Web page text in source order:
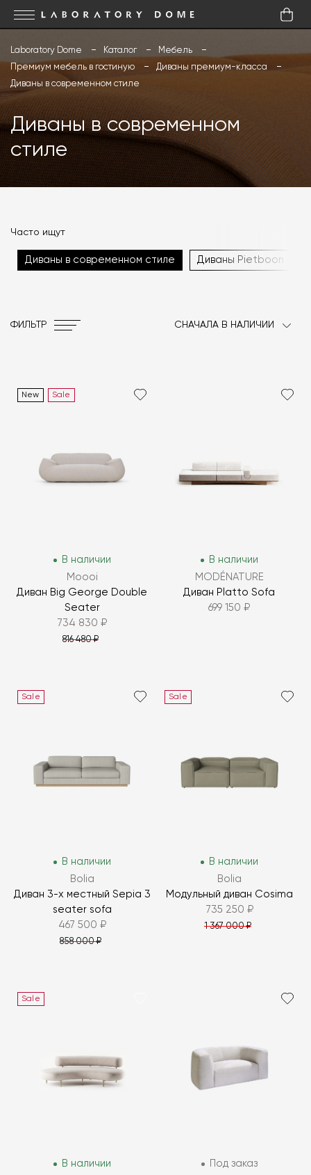
Laboratory Dome Каталог
Мебель
Премиум мебель в гостиную
Диваны премиум-класса
Диваны в современном стиле
Диваны в современном
стиле
Часто ищут
Диваны Pietboon
Диваны в современном стиле
ФИЛЬТР СНАЧАЛА В НАЛИЧИИ
New Sale
В наличии
Moooi
Диван Big George Double
Seater
734 830 ₽
816 480 ₽
В наличии
MODÉNATURE
Диван Platto Sofa
699 150 ₽
Sale
В наличии
Bolia
Диван 3-х местный Sepia 3
seater sofa
467 500 ₽
858 000 ₽
Sale
В наличии
Bolia
Модульный диван Cosima
735 250 ₽
1 367 000 ₽
Sale
В наличии
Под заказ